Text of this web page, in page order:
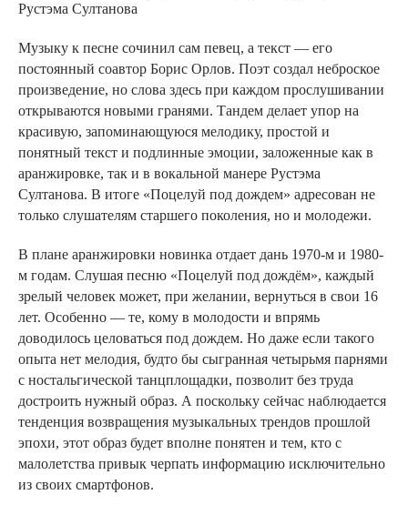
Рустэма Султанова
Музыку к песне сочинил сам певец, а текст — его
постоянный соавтор Борис Орлов. Поэт создал неброское
произведение, но слова здесь при каждом прослушивании
открываются новыми гранями. Тандем делает упор на
красивую, запоминающуюся мелодику, простой и
понятный текст и подлинные эмоции, заложенные как в
аранжировке, так и в вокальной манере Рустэма
Султанова. В итоге «Поцелуй под дождем» адресован не
только слушателям старшего поколения, но и молодежи.
В плане аранжировки новинка отдает дань 1970-м и 1980-
м годам. Слушая песню «Поцелуй под дождём», каждый
зрелый человек может, при желании, вернуться в свои 16
лет. Особенно — те, кому в молодости и впрямь
доводилось целоваться под дождем. Но даже если такого
опыта нет мелодия, будто бы сыгранная четырьмя парнями
с ностальгической танцплощадки, позволит без труда
достроить нужный образ. А поскольку сейчас наблюдается
тенденция возвращения музыкальных трендов прошлой
эпохи, этот образ будет вполне понятен и тем, кто с
малолетства привык черпать информацию исключительно
из своих смартфонов.